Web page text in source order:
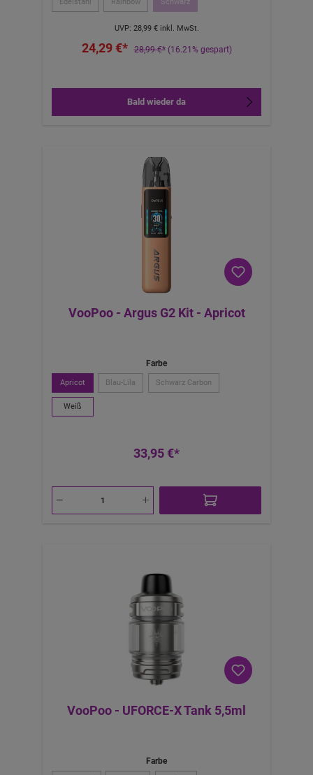
UVP: 28,99 € inkl. MwSt.
24,29 €* 28,99 €* (16.21% gespart)
Bald wieder da
VooPoo - Argus G2 Kit - Apricot
Farbe
Apricot Blau-Lila Schwarz Carbon
Weiß
33,95 €*
VooPoo - UFORCE-X Tank 5,5ml
Farbe